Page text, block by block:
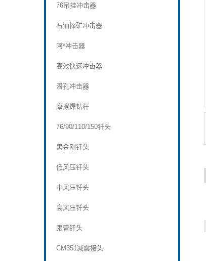
76吊挂冲击器
石油探矿冲击器
阿*冲击器
高效快速冲击器
潜孔冲击器
摩擦焊钻杆
76/90/110/150钎头
黑金刚钎头
低风压钎头
中风压钎头
高风压钎头
跟管钎头
CM351减震接头